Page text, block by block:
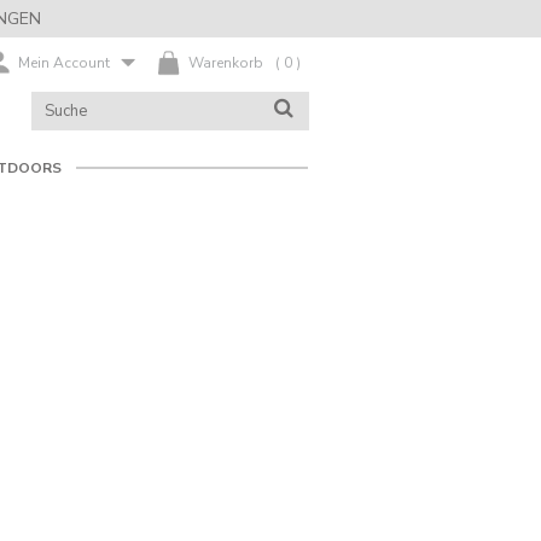
( 0 )
Warenkorb
Mein Account
KATALOG
DURCHSUCHEN
SUCHE